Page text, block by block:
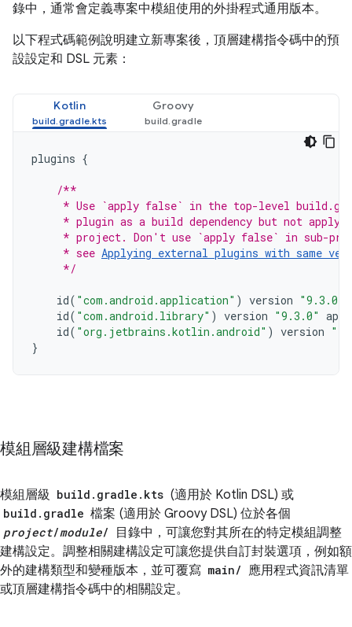
錄中，通常會定義專案中模組使用的外掛程式通用版本。
以下程式碼範例說明建立新專案後，頂層建構指令碼中的預
設設定和 DSL 元素：
Kotlin Groovy
plugins {
/**
* Use `apply false` in the top-level
* plugin as a build dependency but not apply
* project. Don't use `apply false` in sub-
     * see
Applying external plugins with same
     */
id( "com.android.application" ) version "9.3.0"
id( "com.android.library" ) version "9.3.0"
id( "org.jetbrains.kotlin.android" ) version
}
模組層級建構檔案
模組層級 build.gradle.kts (適用於 Kotlin DSL) 或
build.gradle 檔案 (適用於 Groovy DSL) 位於各個
project/module/
目錄中，可讓您對其所在的特定模組調整
建構設定。調整相關建構設定可讓您提供自訂封裝選項，例如額
外的建構類型和變種版本，並可覆寫 main/ 應用程式資訊清單
或頂層建構指令碼中的相關設定。